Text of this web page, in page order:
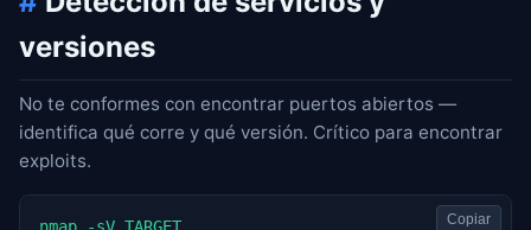
versiones
No te conformes con encontrar puertos abiertos —
identifica qué corre y qué versión. Crítico para encontrar
exploits.
Copiar